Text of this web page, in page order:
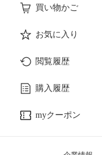
買い物かご
お気に入り
閲覧履歴
購入履歴
myクーポン